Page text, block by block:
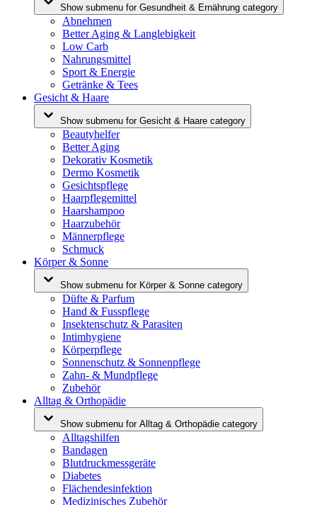
Show submenu for Gesundheit & Ernährung category
Abnehmen
Better Aging & Langlebigkeit
Low Carb
Nahrungsmittel
Sport & Energie
Getränke & Tees
Gesicht & Haare
Show submenu for Gesicht & Haare category
Beautyhelfer
Better Aging
Dekorativ Kosmetik
Dermo Kosmetik
Gesichtspflege
Haarpflegemittel
Haarshampoo
Haarzubehör
Männerpflege
Schmuck
Körper & Sonne
Show submenu for Körper & Sonne category
Düfte & Parfum
Hand & Fusspflege
Insektenschutz & Parasiten
Intimhygiene
Körperpflege
Sonnenschutz & Sonnenpflege
Zahn- & Mundpflege
Zubehör
Alltag & Orthopädie
Show submenu for Alltag & Orthopädie category
Alltagshilfen
Bandagen
Blutdruckmessgeräte
Diabetes
Flächendesinfektion
Medizinisches Zubehör